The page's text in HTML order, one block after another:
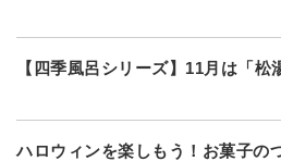
【四季風呂シリーズ】11月は「松
ハロウィンを楽しもう！お菓子の